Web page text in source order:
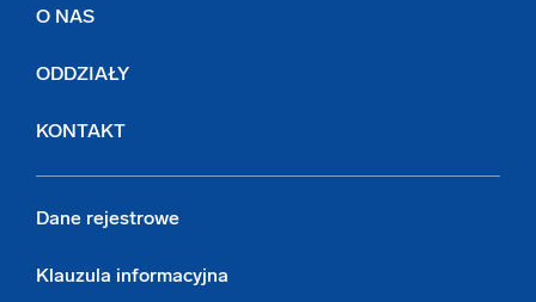
O NAS
ODDZIAŁY
KONTAKT
Dane rejestrowe
Klauzula informacyjna